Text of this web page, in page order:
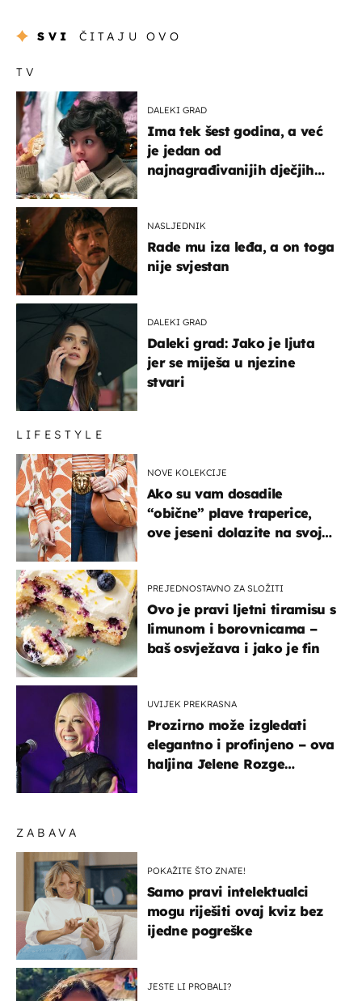
SVI ČITAJU OVO
ZABAVA
POKAŽITE ŠTO ZNATE!
Samo pravi intelektualci
mogu riješiti ovaj kviz bez
ijedne pogreške
JESTE LI PROBALI?
TV
DALEKI GRAD
Ima tek šest godina, a već
je jedan od
najnagrađivanijih dječjih
NASLJEDNIK
Rade mu iza leđa, a on toga
nije svjestan
DALEKI GRAD
Daleki grad: Jako je ljuta
jer se miješa u njezine
stvari
LIFESTYLE
NOVE KOLEKCIJE
Ako su vam dosadile
“obične” plave traperice,
ove jeseni dolazite na svoje
PREJEDNOSTAVNO ZA SLOŽITI
Ovo je pravi ljetni tiramisu s
limunom i borovnicama –
baš osvježava i jako je fin
UVIJEK PREKRASNA
Prozirno može izgledati
elegantno i profinjeno – ova
haljina Jelene Rozge